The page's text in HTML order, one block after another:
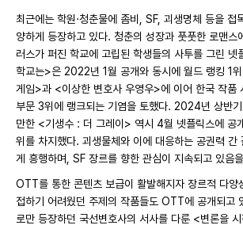
최근에는 학원·청춘물에 좀비, SF, 괴생명체 등을 접
양하게 등장하고 있다. 청춘의 성장과 풋풋한 로맨스
러스가 퍼진 학교에 고립된 학생들의 사투를 그린 넷
학교는>은 2022년 1월 공개와 동시에 월드 랭킹 1
게임>과 <이상한 변호사 우영우>에 이어 한국 작품
부문 3위에 랭크되는 기염을 토했다. 2024년 상반
만한 <기생수 : 더 그레이> 역시 4월 넷플릭스에 공
위를 차지했다. 괴생물체와 이에 대응하는 공권력 간
게 흥행하며, SF 장르를 향한 관심이 지속되고 있음
OTT를 통한 콘텐츠 보급이 활발해지자 장르적 다양
접하기 어려웠던 주제의 작품들도 OTT에 공개되고
로만 등장하던 국선변호사의 서사를 다룬 <변론을